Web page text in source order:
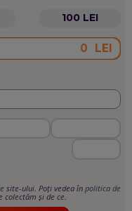
100 LEI
LEI
site-ului. Poți vedea în politica de
colectăm și de ce.